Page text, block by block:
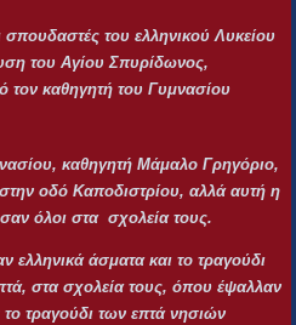
του ελληνικού Λυκείου
του Αγίου Σπυρίδωνος,
τον καθηγητή του Γυμνασίου
καθηγητή Μάμαλο Γρηγόριο,
οδό Καποδιστρίου, αλλά αυτή η
όλοι στα σχολεία τους.
άσματα και το τραγούδι
στα σχολεία τους, όπου έψαλλαν
το τραγούδι των επτά νησιών